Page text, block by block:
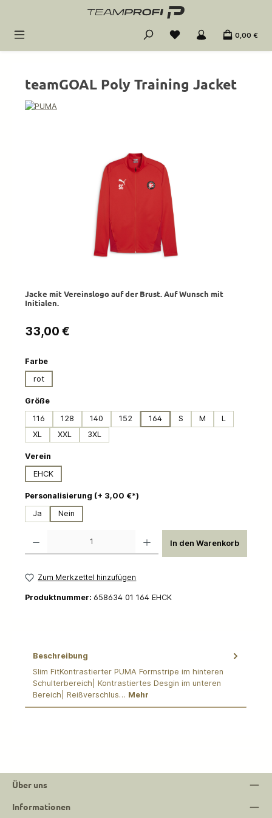
Zum Hauptinhalt springen
0,00 €
teamGOAL Poly Training Jacket
Jacke mit Vereinslogo auf der Brust. Auf Wunsch mit
Initialen.
Regulärer Preis:
33,00 €
Farbeauswählen
rot
Größeauswählen
116
128 140 152 164 S M
L
XL
XXL 3XL
Verein
EHCK
Personalisierung (+ 3,00 €*)
Ja
Nein
In den Warenkorb
Zum Merkzettel hinzufügen
Produktnummer: 658634 01 164 EHCK
Beschreibung
Slim FitKontrastierter PUMA Formstripe im hinteren
Schulterbereich| Kontrastiertes Desgin im unteren
Bereich| Reißverschlus… Mehr
Über uns
Informationen